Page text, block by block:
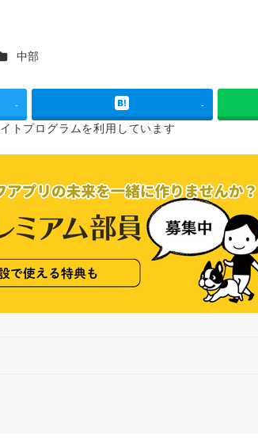
テゴリー
中部
- -
トプログラムを利用しています